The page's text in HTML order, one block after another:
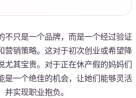
不只是一个品牌，而是一个经过验证
营销策略。这对于初次创业或希望降
尤其宝贵。对于正在休产假的妈妈们
是一个绝佳的机会，让她们能够灵活
实现职业抱负。